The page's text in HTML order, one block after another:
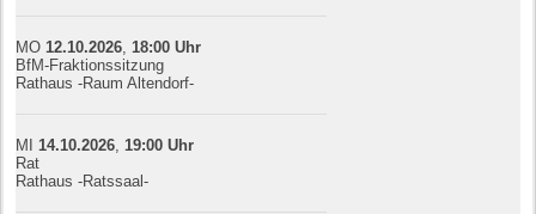
MO 12.10.2026 18:00 Uhr
BfM-Fraktionssitzung
Rathaus -Raum Altendorf-
MI 14.10.2026 19:00 Uhr
Rat
Rathaus -Ratssaal-